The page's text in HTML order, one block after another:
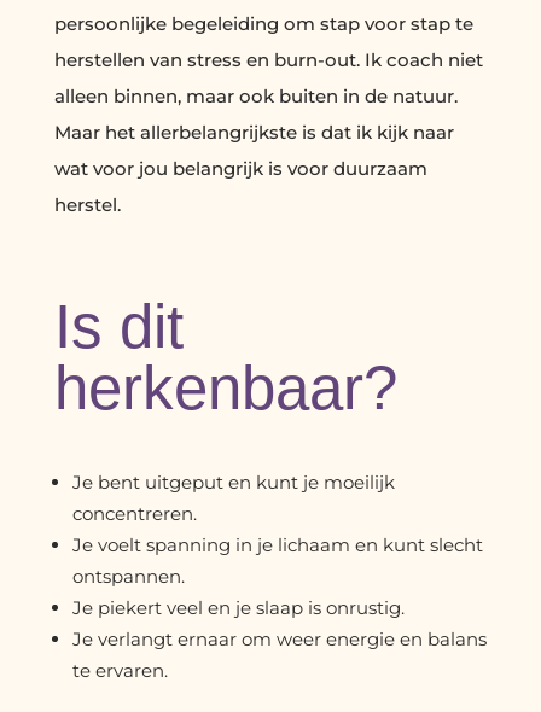
persoonlijke begeleiding om stap voor stap te
herstellen van stress en burn-out. Ik coach niet
alleen binnen, maar ook buiten in de natuur.
Maar het allerbelangrijkste is dat ik kijk naar
wat voor jou belangrijk is voor duurzaam
herstel.
Is dit
herkenbaar?
Je bent uitgeput en kunt je moeilijk
concentreren.
Je voelt spanning in je lichaam en kunt slecht
ontspannen.
Je piekert veel en je slaap is onrustig.
Je verlangt ernaar om weer energie en balans
te ervaren.